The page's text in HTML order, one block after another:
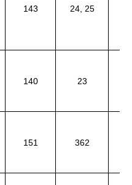
143 24, 25
140 23
151 362